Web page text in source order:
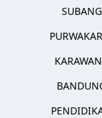
SUBANG